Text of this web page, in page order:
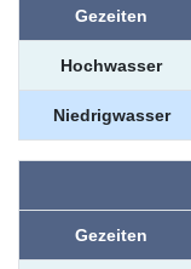
Gezeiten
Hochwasser
Niedrigwasser
Gezeiten